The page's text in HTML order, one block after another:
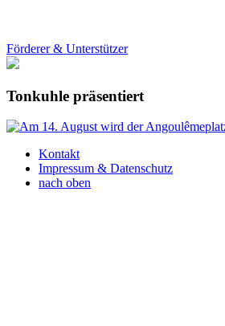
Förderer & Unterstützer
Tonkuhle präsentiert
Kontakt
Impressum & Datenschutz
nach oben